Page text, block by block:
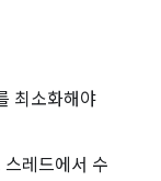
최소화해야
레드에서 수